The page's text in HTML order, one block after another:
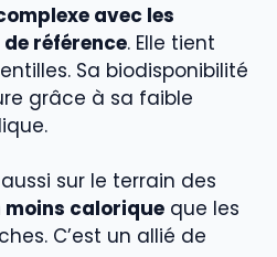
avec les
référence. Elle tient
Sa biodisponibilité
grâce à sa faible
sur le terrain des
moins calorique que les
C’est un allié de